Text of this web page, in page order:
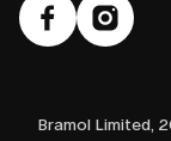
Bramol Limited,